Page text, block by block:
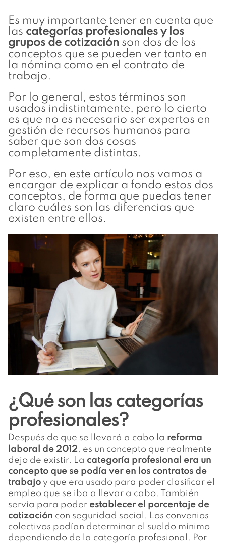
Es muy importante tener en cuenta que
las categorías profesionales y los
grupos de cotización son dos de los
conceptos que se pueden ver tanto en
la nómina como en el contrato de
trabajo.
Por lo general, estos términos son
usados indistintamente, pero lo cierto
es que no es necesario ser expertos en
gestión de recursos humanos para
saber que son dos cosas
completamente distintas.
Por eso, en este artículo nos vamos a
encargar de explicar a fondo estos dos
conceptos, de forma que puedas tener
claro cuáles son las diferencias que
existen entre ellos.
¿Qué son las categorías
profesionales?
Después de que se llevará a cabo la reforma
laboral de 2012, es un concepto que realmente
dejo de existir. La categoría profesional era un
concepto que se podía ver en los contratos de
trabajo y que era usado para poder clasificar el
empleo que se iba a llevar a cabo. También
servía para poder establecer el porcentaje de
cotización con seguridad social. Los convenios
colectivos podían determinar el sueldo mínimo
dependiendo de la categoría profesional. Por